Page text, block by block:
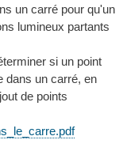
un carré pour qu'un
lumineux partants
si un point
dans un carré, en
de points